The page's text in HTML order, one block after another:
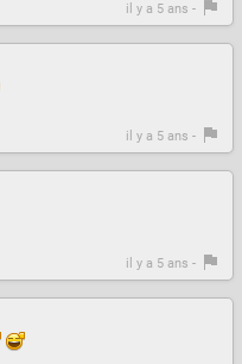
il y a 5 ans -
il y a 5 ans -
il y a 5 ans -